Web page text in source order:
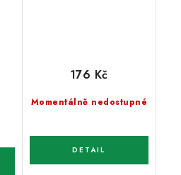
Momentálně nedostupné
176 Kč